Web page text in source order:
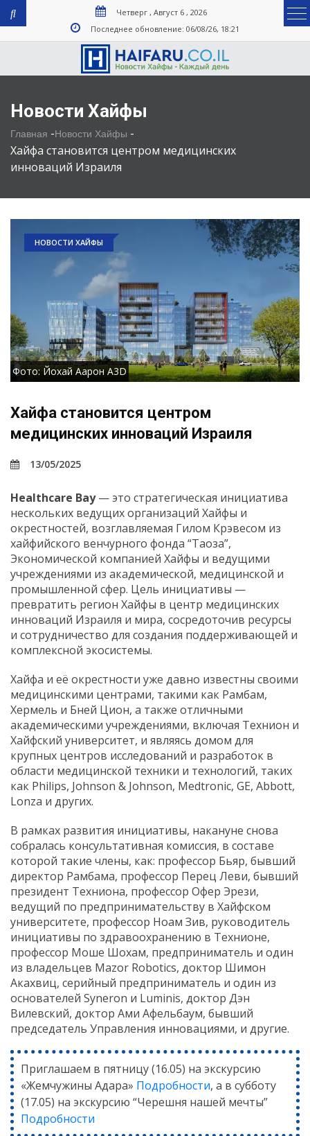
Четверг , Август 6 , 2026
Последнее обновление: 06/08/26, 18:21
Новости Хайфы
Главная -Новости Хайфы -
Хайфа становится центром медицинских
инноваций Израиля
НОВОСТИ ХАЙФЫ
Фото: Йохай Аарон A3D
Хайфа становится центром
медицинских инноваций Израиля
13/05/2025
Healthcare Bay—это стратегическая инициатива
нескольких ведущихорганизаций Хайфы и
окрестностей, возглавляемая Гилом Крэвесом из
хайфийского венчурного фонда “Таоза”,
Экономической компанией Хайфы и ведущими
учреждениями из академической, медицинской и
промышленной сфер. Цель инициативы —
превратить регион Хайфы в центр медицинских
инноваций Израиля и мира, сосредоточив ресурсы
и сотрудничество для создания поддерживающей и
комплексной экосистемы.
Хайфа и её окрестности уже давно известны своими
медицинскими центрами, такими как Рамбам,
Хермель и Бней Цион, а также отличными
академическими учреждениями, включая Технион и
Хайфский университет, и являясь домом для
крупных центров исследований и разработок в
области медицинской техники и технологий, таких
как Philips, Johnson & Johnson, Medtronic, GE, Abbott,
Lonza и других.
В рамках развития инициативы, накануне снова
собралась консультативная комиссия, в составе
которой такие члены, как: профессор Бьяр, бывший
директор Рамбама, профессор Перец Леви, бывший
президент Техниона, профессор Офер Эрези,
ведущий по предпринимательству в Хайфском
университете, профессор Ноам Зив, руководитель
инициативы по здравоохранению в Технионе,
профессор Моше Шохам, предприниматель и один
из владельцев Mazor Robotics, доктор Шимон
Акахвиц, серийный предприниматель и один из
основателей Syneron и Luminis, доктор Дэн
Вилевский, доктор Ами Афельбаум, бывший
председатель Управления инновациями, и другие.
Приглашаем в пятницу (16.05) на экскурсию
«Жемчужины Адара» Подробности, а в субботу
(17.05) на экскурсию “Черешня нашей мечты”
Подробности